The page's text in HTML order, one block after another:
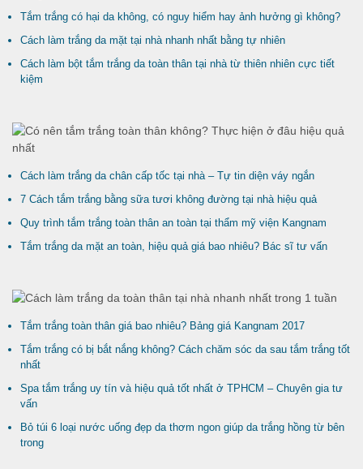
Tắm trắng có hại da không, có nguy hiểm hay ảnh hưởng gì không?
Cách làm trắng da mặt tại nhà nhanh nhất bằng tự nhiên
Cách làm bột tắm trắng da toàn thân tại nhà từ thiên nhiên cực tiết
kiệm
Cách làm trắng da chân cấp tốc tại nhà – Tự tin diện váy ngắn
7 Cách tắm trắng bằng sữa tươi không đường tại nhà hiệu quả
Quy trình tắm trắng toàn thân an toàn tại thẩm mỹ viện Kangnam
Tắm trắng da mặt an toàn, hiệu quả giá bao nhiêu? Bác sĩ tư vấn
Tắm trắng toàn thân giá bao nhiêu? Bảng giá Kangnam 2017
Tắm trắng có bị bắt nắng không? Cách chăm sóc da sau tắm trắng tốt
nhất
Spa tắm trắng uy tín và hiệu quả tốt nhất ở TPHCM – Chuyên gia tư
vấn
Bỏ túi 6 loại nước uống đẹp da thơm ngon giúp da trắng hồng từ bên
trong